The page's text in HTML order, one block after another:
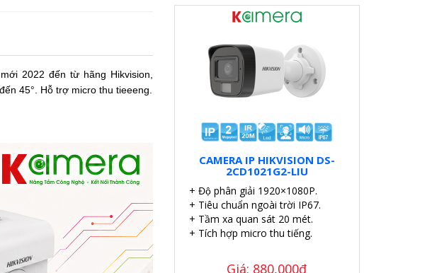
2022 đến từ hãng Hikvision,
45°. Hỗ trợ micro thu tieeeng.
CAMERA IP HIKVISION DS-
2CD1021G2-LIU
+ Độ phân giải 1920×1080P.
+ Tiêu chuẩn ngoài trời IP67.
+ Tầm xa quan sát 20 mét.
+ Tích hợp micro thu tiếng.
Giá: 880,000đ